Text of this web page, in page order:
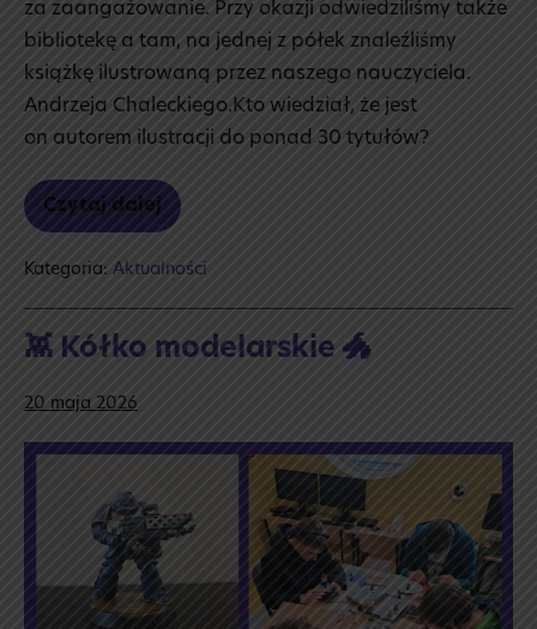
za zaangażowanie. Przy okazji odwiedziliśmy także
bibliotekę a tam, na jednej z półek znaleźliśmy
książkę ilustrowaną przez naszego nauczyciela.
Andrzeja Chaleckiego.Kto wiedział, że jest
on autorem ilustracji do ponad 30 tytułów?
Czytaj dalej
🎉
Niespodzianka
odwiedzin
podstawowych
📔
Kategoria: Aktualności
👾 Kółko modelarskie 🐲
20 maja 2026
👾
modelarskie